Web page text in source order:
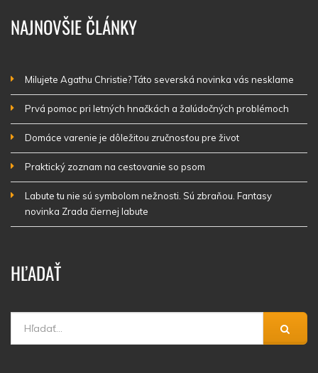
NAJNOVŠIE ČLÁNKY
Milujete Agathu Christie? Táto severská novinka vás nesklame
Prvá pomoc pri letných hnačkách a žalúdočných problémoch
Domáce varenie je dôležitou zručnosťou pre život
Praktický zoznam na cestovanie so psom
Labute tu nie sú symbolom nežnosti. Sú zbraňou. Fantasy
novinka Zrada čiernej labute
HĽADAŤ